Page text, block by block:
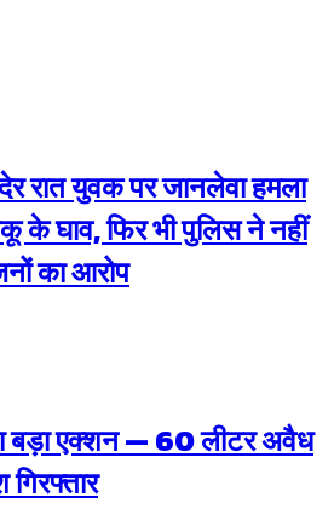
रात युवक पर जानलेवा हमला
के घाव, फिर भी पुलिस ने नहीं
का आरोप
बड़ा एक्शन — 60 लीटर अवैध